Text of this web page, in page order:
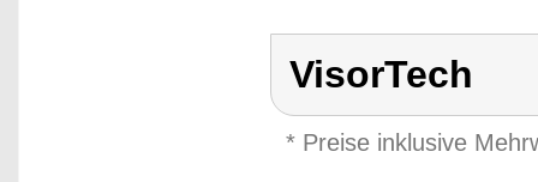
VisorTech
* Preise inklusive